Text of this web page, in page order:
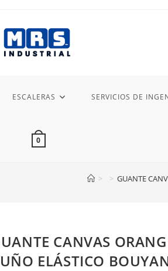
ESCALERAS SERVICIOS DE
0
> > GUANTE
CANVAS
ELÁSTICO